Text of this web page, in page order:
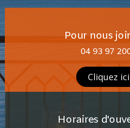
Pour nous
04 93 97
Cliquez ici
Horaires